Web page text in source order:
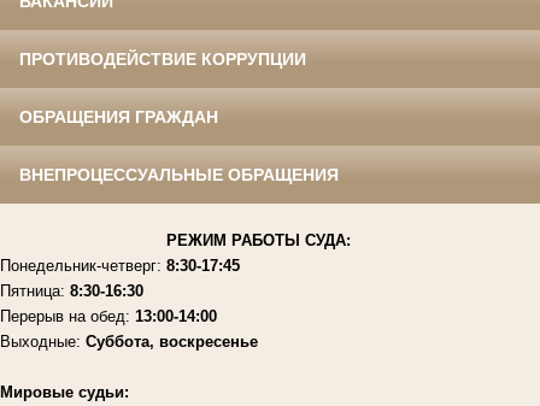
ПРОТИВОДЕЙСТВИЕ КОРРУПЦИИ
ОБРАЩЕНИЯ ГРАЖДАН
ВНЕПРОЦЕССУАЛЬНЫЕ ОБРАЩЕНИЯ
РЕЖИМ РАБОТЫ СУДА:
Понедельник-четверг: 8:30-17:45
Пятница: 8:30-16:30
Перерыв на обед: 13:00-14:00
Выходные: Суббота, воскресенье
Мировые судьи: